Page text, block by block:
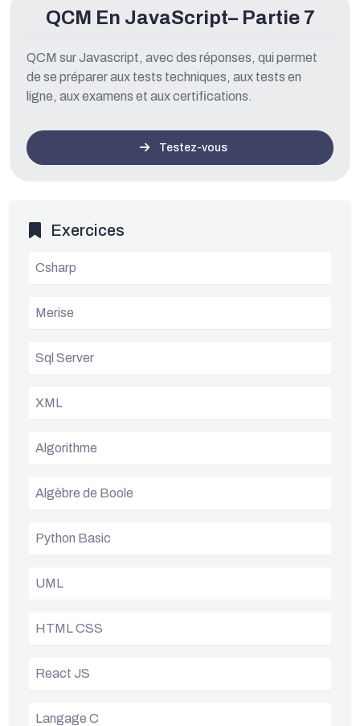
QCM En JavaScript– Partie 7
QCM sur Javascript, avec des réponses, qui permet
de se préparer aux tests techniques, aux tests en
ligne, aux examens et aux certifications.
Testez-vous
Exercices
Csharp
Merise
Sql Server
XML
Algorithme
Algèbre de Boole
Python Basic
UML
HTML CSS
React JS
Langage C